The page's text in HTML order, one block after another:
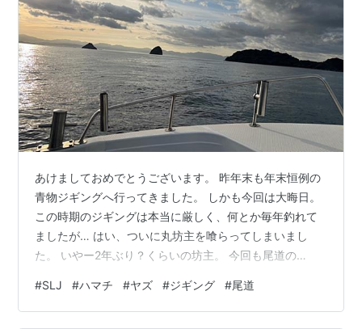
あけましておめでとうございます。 昨年末も年末恒例の
青物ジギングへ行ってきました。 しかも今回は大晦日。
この時期のジギングは本当に厳しく、何とか毎年釣れて
ましたが… はい、ついに丸坊主を喰らってしまいまし
た。 いやー2年ぶり？くらいの坊主。 今回も尾道の
したが船中でもサゴシ1、ヤズ2の大撃沈。 あれこれ試し
ましたが、魚は全然口を使ってくれず、ショートバイト1
#SLJ #ハマチ #ヤズ #ジギング #尾道